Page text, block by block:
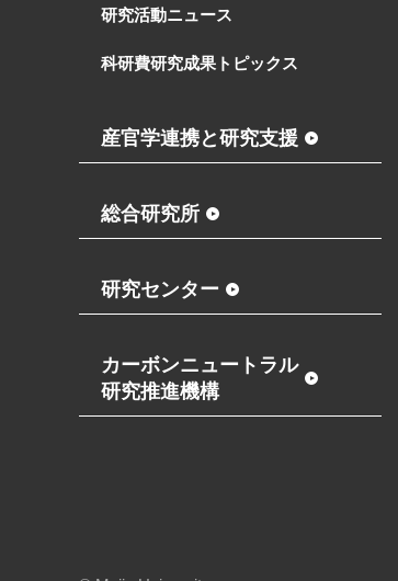
研究活動ニュース
科研費研究成果トピックス
産官学連携と研究支援
総合研究所
研究センター
カーボンニュートラル
研究推進機構